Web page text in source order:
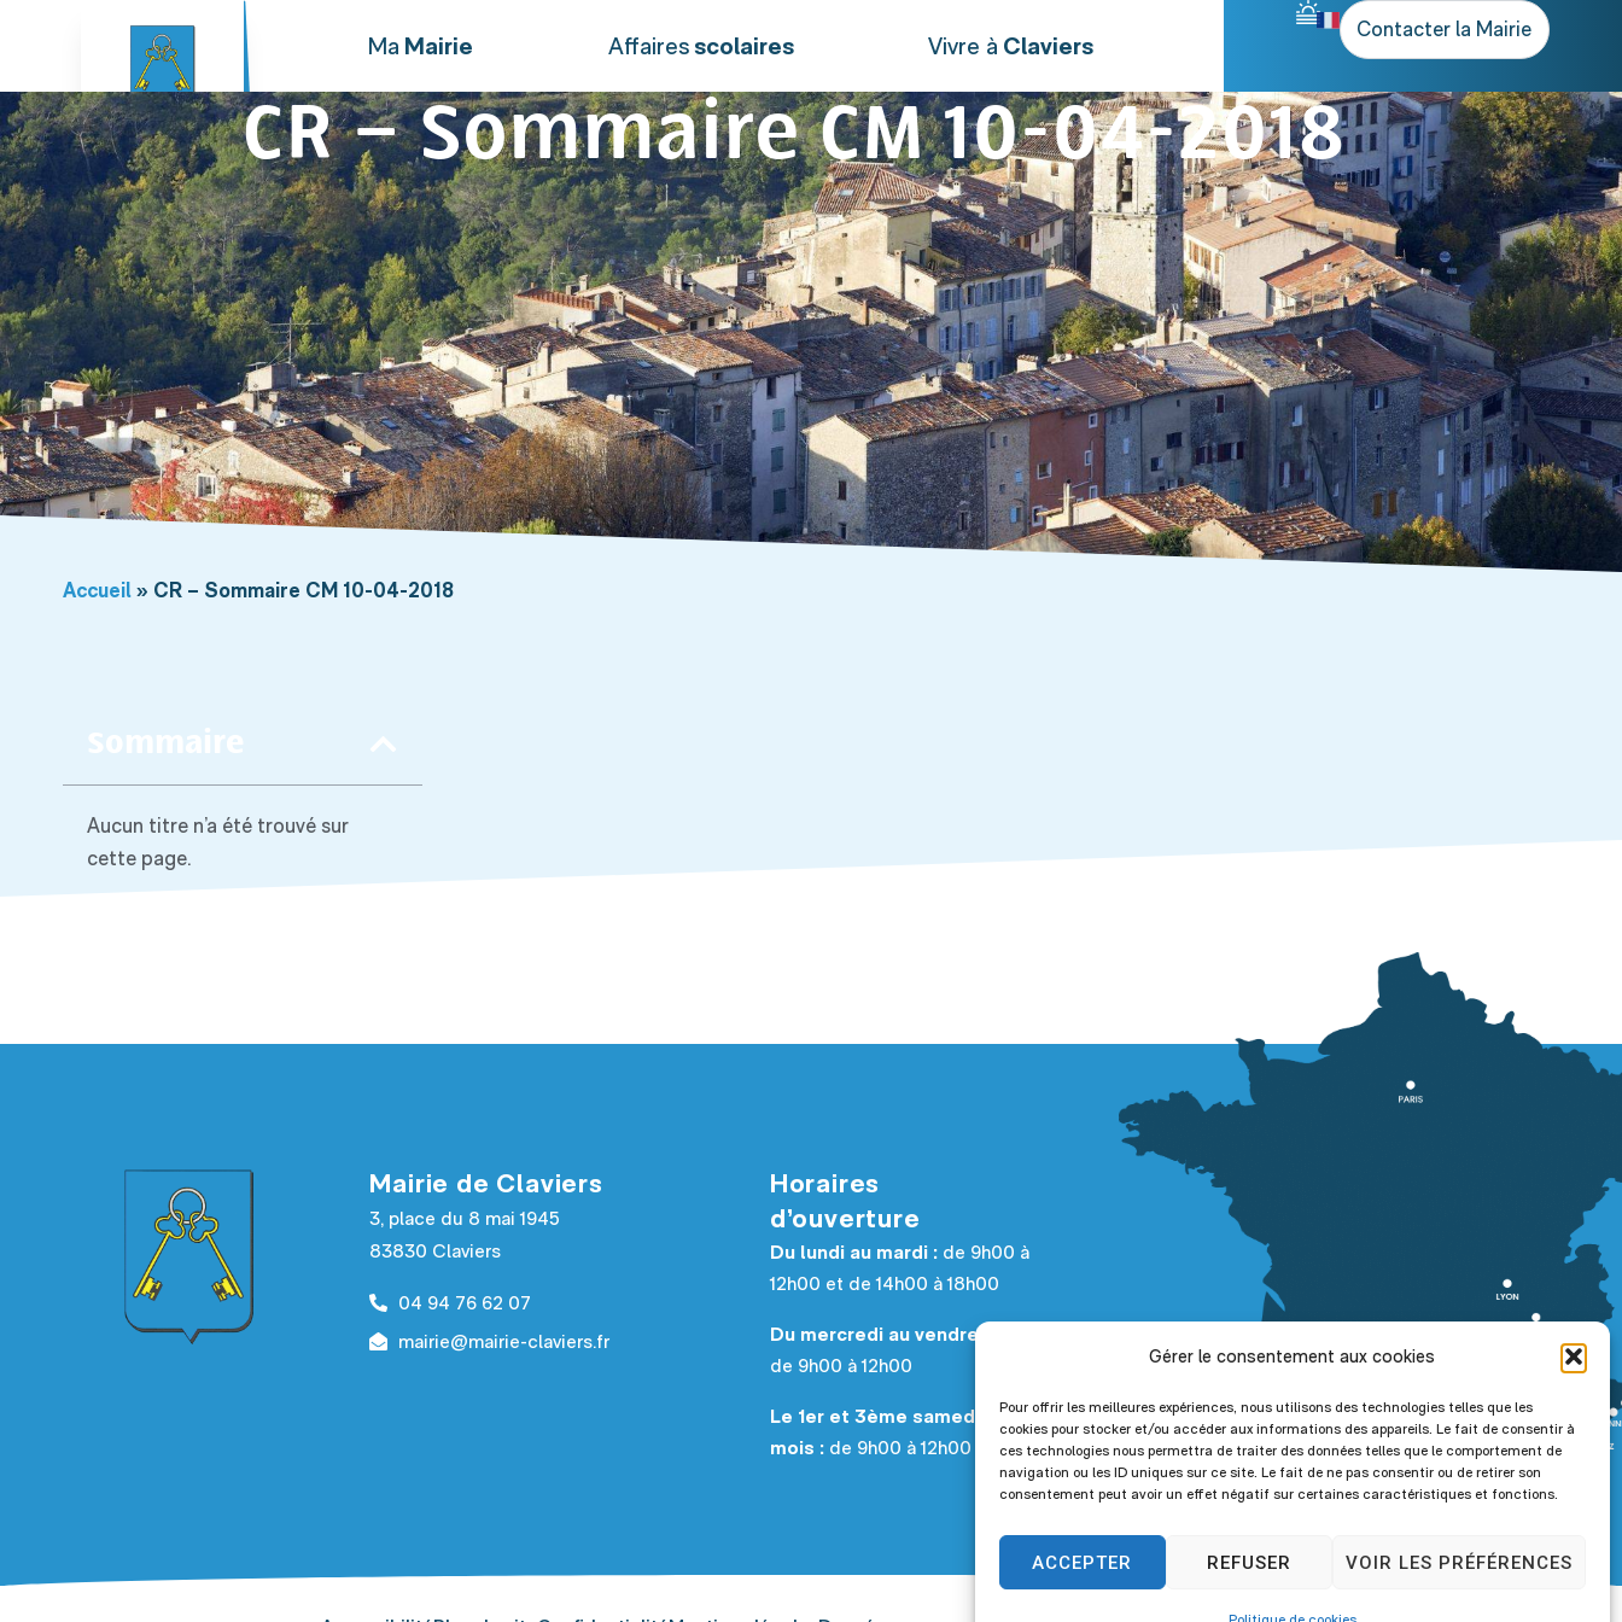
Gérer le consentement aux cookies
Pour offrir les meilleures expériences, nous utilisons des technologies telles que les
cookies pour stocker et/ou accéder aux informations des appareils. Le fait de consentir à
ces technologies nous permettra de traiter des données telles que le comportement de
navigation ou les ID uniques sur ce site. Le fait de ne pas consentir ou de retirer son
consentement peut avoir un effet négatif sur certaines caractéristiques et fonctions.
ACCEPTER REFUSER VOIR LES PRÉFÉRENCES
Ma Mairie Affairesscolaires Vivre à Claviers
Contacter la Mairie
CR – Sommaire CM 10-04-2018
Accueil » CR – Sommaire CM 10-04-2018
Sommaire
Aucun titre n’a été trouvé sur
cette page.
Mairie de Claviers
3, place du 8 mai 1945
83830 Claviers
04 94 76 62 07
mairie@mairie-claviers.fr
Horaires
d’ouverture
Du lundi au mardi : de 9h00 à
12h00 et de 14h00 à 18h00
Du mercredi au vendredi :
de 9h00 à 12h00
Le 1er et 3ème samedi du
mois :de 9h00 à 12h00